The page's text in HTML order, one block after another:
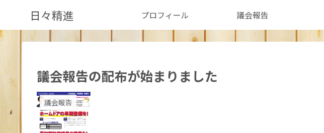
日々精進 プロフィール 議会報告
議会報告の配布が始まりました
議会報告